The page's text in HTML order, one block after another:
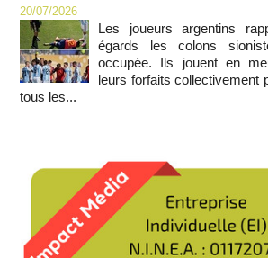
20/07/2026
Les joueurs argentins
égards les colons
occupée. Ils jouent en
leurs forfaits collectivement
tous les...